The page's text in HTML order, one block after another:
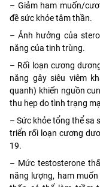
– Giảm ham muốn/
đề sức khỏe tâm thần.
– Ảnh hưởng của
năng của tinh trùng.
– Rối loạn cương
năng gây siêu viêm
quanh) khiến nguồn
thu hẹp do tình trạng
– Sức khỏe tổng thể sa
triển rối loạn cương
19.
– Mức testosterone
năng lượng, ham